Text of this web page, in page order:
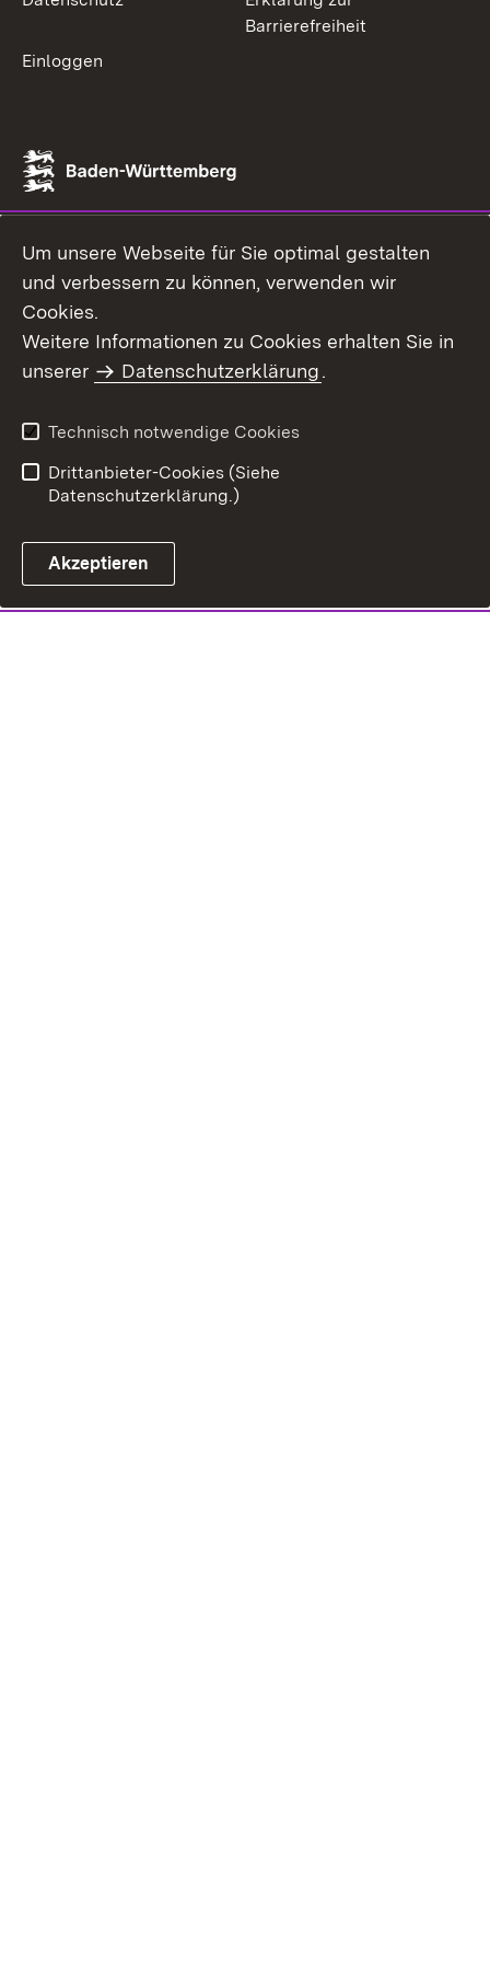
Barrierefreiheit
Einloggen
Um unsere Webseite für Sie optimal gestalten
und verbessern zu können, verwenden wir
Cookies.
Weitere Informationen zu Cookies erhalten Sie in
unserer
Datenschutzerklärung.
Technisch notwendige Cookies
Drittanbieter-Cookies (Siehe
Datenschutzerklärung.)
Akzeptieren